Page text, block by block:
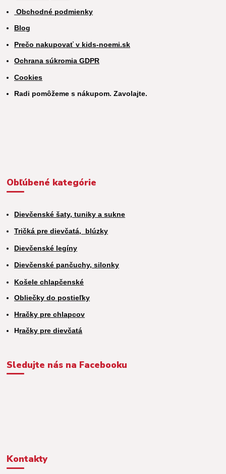
Obchodné podmienky
Blog
Prečo nakupovať v kids-noemi.sk
Ochrana súkromia GDPR
Cookies
Radi pomôžeme s nákupom. Zavolajte.
Obľúbené kategórie
Dievčenské šaty, tuniky a sukne
Tričká pre dievčatá, blúzky
Dievčenské legíny
Dievčenské pančuchy, silonky
Košele chlapčenské
Obliečky do postieľky
Hračky pre chlapcov
Hračky pre dievčatá
Sledujte nás na Facebooku
Kontakty